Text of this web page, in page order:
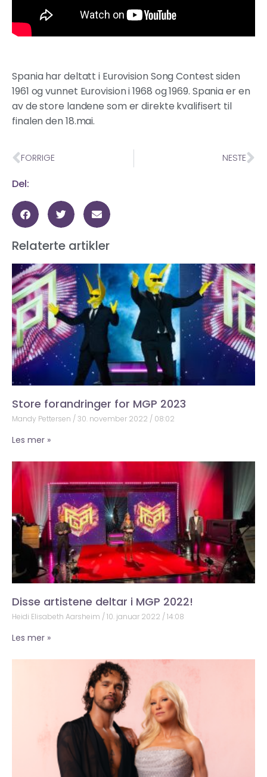
Spania har deltatt i Eurovision Song Contest siden
1961 og vunnet Eurovision i 1968 og 1969. Spania er en
av de store landene som er direkte kvalifisert til
finalen den 18.mai.
FORRIGE NESTE
Del:
Relaterte artikler
Store forandringer for MGP 2023
Mandy Pettersen 30. november 2022 08:02
Les mer »
Disse artistene deltar i MGP 2022!
Heidi Elisabeth Aarsheim 10. januar 2022 14:08
Les mer »